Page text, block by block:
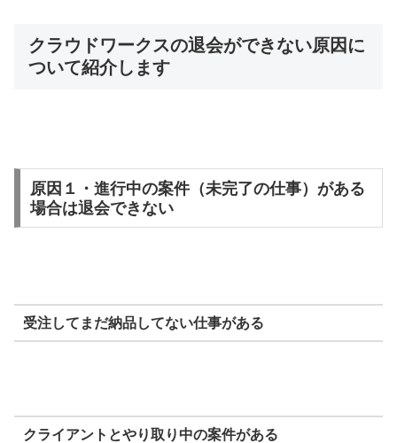
クラウドワークスの退会ができない原因に
ついて紹介します
原因１・進行中の案件（未完了の仕事）がある
場合は退会できない
受注してまだ納品してない仕事がある
クライアントとやり取り中の案件がある